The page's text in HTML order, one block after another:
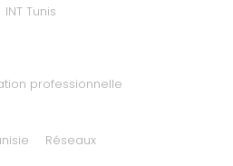
INT Tunis
professionnelle
Réseaux